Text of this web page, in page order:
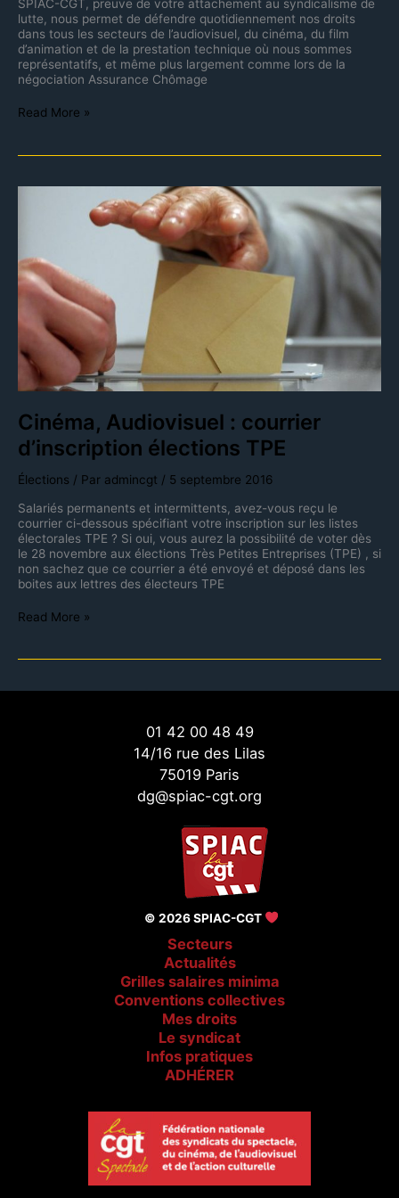
SPIAC-CGT, preuve de votre attachement au syndicalisme de
lutte, nous permet de défendre quotidiennement nos droits
dans tous les secteurs de l’audiovisuel, du cinéma, du film
d’animation et de la prestation technique où nous sommes
représentatifs, et même plus largement comme lors de la
négociation Assurance Chômage
Read More »
Cinéma, Audiovisuel : courrier
d’inscription élections TPE
Élections / Par admincgt / 5 septembre 2016
Salariés permanents et intermittents, avez-vous reçu le
courrier ci-dessous spécifiant votre inscription sur les listes
électorales TPE ? Si oui, vous aurez la possibilité de voter dès
le 28 novembre aux élections Très Petites Entreprises (TPE) , si
non sachez que ce courrier a été envoyé et déposé dans les
boites aux lettres des électeurs TPE
élections
TPE
Read More »
01 42 00 48 49
14/16 rue des Lilas
75019 Paris
dg@spiac-cgt.org
© 2026 SPIAC-CGT
Secteurs
Actualités
Grilles salaires minima
Conventions collectives
Mes droits
Le syndicat
Infos pratiques
ADHÉRER